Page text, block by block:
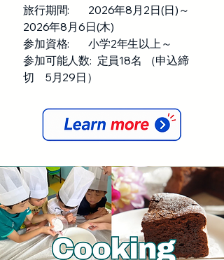
旅行期間: 2026年8月2日(日)～
2026年8月6日(木)
参加資格: 小学2年生以上～
参加可能人数: 定員18名 （申込締
切 5月29日）